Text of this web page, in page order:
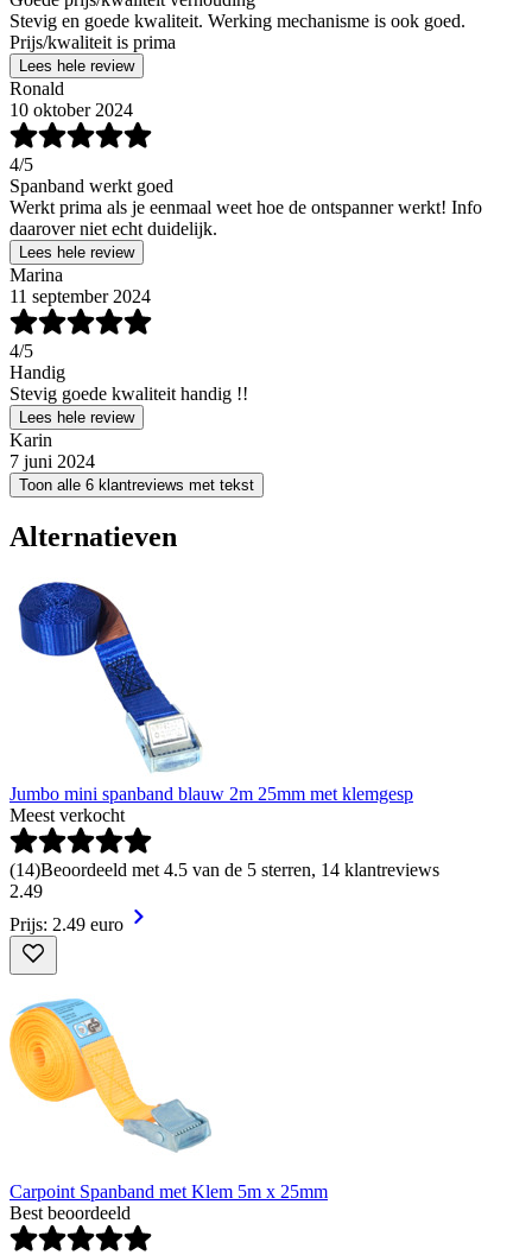
Stevig en goede kwaliteit. Werking mechanisme is ook goed.
Prijs/kwaliteit is prima
Lees hele review
Ronald
10 oktober 2024
4/5
Spanband werkt goed
Werkt prima als je eenmaal weet hoe de ontspanner werkt! Info
daarover niet echt duidelijk.
Lees hele review
Marina
11 september 2024
4/5
Handig
Stevig goede kwaliteit handig !!
Lees hele review
Karin
7 juni 2024
Toon alle 6 klantreviews met tekst
Alternatieven
Jumbo mini spanband blauw 2m 25mm met klemgesp
Meest verkocht
(14)Beoordeeld met 4.5 van de 5 sterren, 14 klantreviews
2.49
Prijs: 2.49 euro
Carpoint Spanband met Klem 5m x 25mm
Best beoordeeld